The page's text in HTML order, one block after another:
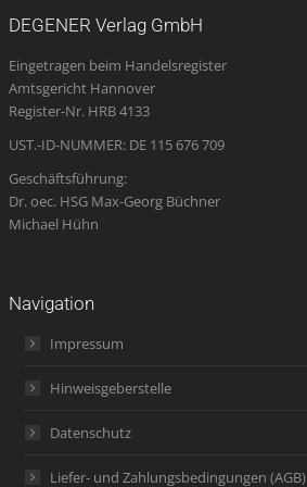
in
new
window
in
new
window
in
new
window
opens
in
new
window
in
new
DEGENER Verlag GmbH
Eingetragen beim Handelsregister
Amtsgericht Hannover
Register-Nr. HRB 4133
UST.-ID-NUMMER: DE 115 676 709
Geschäftsführung:
Dr. oec. HSG Max-Georg Büchner
Michael Hühn
Navigation
Impressum
Hinweisgeberstelle
Datenschutz
Liefer- und Zahlungsbedingungen (AGB)